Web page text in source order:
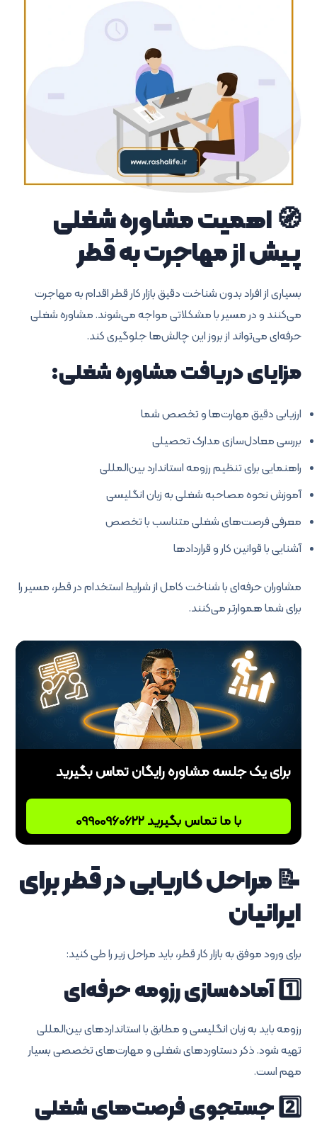
🧭 اهمیت مشاوره شغلی
پیش از مهاجرت به قطر
بسیاری از افراد بدون شناخت دقیق بازار کار قطر اقدام به مهاجرت
می‌کنند و در مسیر با مشکلاتی مواجه می‌شوند. مشاوره شغلی
حرفه‌ای می‌تواند از بروز این چالش‌ها جلوگیری کند.
مزایای دریافت مشاوره شغلی:
ارزیابی دقیق مهارت‌ها و تخصص شما
بررسی معادل‌سازی مدارک تحصیلی
راهنمایی برای تنظیم رزومه استاندارد بین‌المللی
آموزش نحوه مصاحبه شغلی به زبان انگلیسی
معرفی فرصت‌های شغلی متناسب با تخصص
آشنایی با قوانین کار و قراردادها
مشاوران حرفه‌ای با شناخت کامل از شرایط استخدام در قطر، مسیر را
برای شما هموارتر می‌کنند.
برای یک جلسه مشاوره رایگان تماس بگیرید
با ما تماس بگیرید 09900960622
📝 مراحل کاریابی در قطر برای
ایرانیان
برای ورود موفق به بازار کار قطر، باید مراحل زیر را طی کنید:
1️⃣ آماده‌سازی رزومه حرفه‌ای
رزومه باید به زبان انگلیسی و مطابق با استانداردهای بین‌المللی
تهیه شود. ذکر دستاوردهای شغلی و مهارت‌های تخصصی بسیار
مهم است.
2️⃣ جستجوی فرصت‌های شغلی